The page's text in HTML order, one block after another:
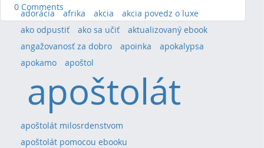
0 Comments
adorácia afrika akcia
akcia povedz o luxe
ako odpustiť
ako sa učiť
aktualizovaný ebook
angažovanosť za dobro
apoinka
apokalypsa
apokamo
apoštol
apoštolát
apoštolát milosrdenstvom
apoštolát pomocou ebooku